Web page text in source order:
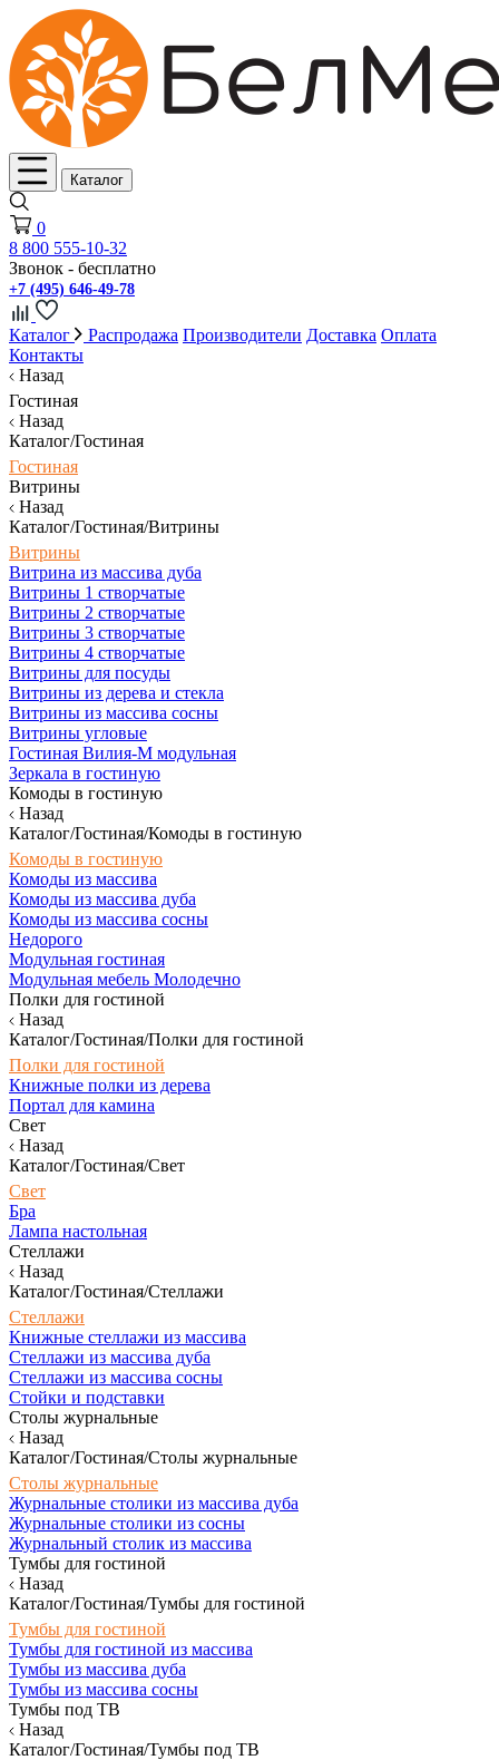
Каталог
0
8 800 555-10-32
Звонок - бесплатно
+7 (495) 646-49-78
Каталог Распродажа Производители Доставка Оплата
Контакты
Назад
Гостиная
Назад
Каталог/Гостиная
Гостиная
Витрины
Назад
Каталог/Гостиная/Витрины
Витрины
Витрина из массива дуба
Витрины 1 створчатые
Витрины 2 створчатые
Витрины 3 створчатые
Витрины 4 створчатые
Витрины для посуды
Витрины из дерева и стекла
Витрины из массива сосны
Витрины угловые
Гостиная Вилия-М модульная
Зеркала в гостиную
Комоды в гостиную
Назад
Каталог/Гостиная/Комоды в гостиную
Комоды в гостиную
Комоды из массива
Комоды из массива дуба
Комоды из массива сосны
Недорого
Модульная гостиная
Модульная мебель Молодечно
Полки для гостиной
Назад
Каталог/Гостиная/Полки для гостиной
Полки для гостиной
Книжные полки из дерева
Портал для камина
Свет
Назад
Каталог/Гостиная/Свет
Свет
Бра
Лампа настольная
Стеллажи
Назад
Каталог/Гостиная/Стеллажи
Стеллажи
Книжные стеллажи из массива
Стеллажи из массива дуба
Стеллажи из массива сосны
Стойки и подставки
Столы журнальные
Назад
Каталог/Гостиная/Столы журнальные
Столы журнальные
Журнальные столики из массива дуба
Журнальные столики из сосны
Журнальный столик из массива
Тумбы для гостиной
Назад
Каталог/Гостиная/Тумбы для гостиной
Тумбы для гостиной
Тумбы для гостиной из массива
Тумбы из массива дуба
Тумбы из массива сосны
Тумбы под ТВ
Назад
Каталог/Гостиная/Тумбы под ТВ